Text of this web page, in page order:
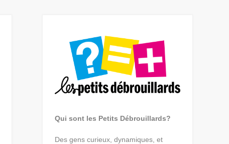
Qui sont les Petits Débrouillards?
Des gens curieux, dynamiques, et